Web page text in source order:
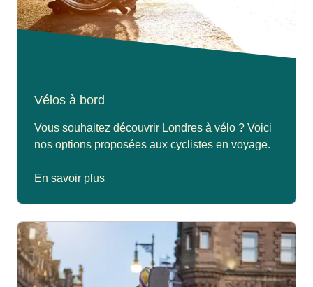
Vélos à bord
Vous souhaitez découvrir Londres à vélo ? Voici
nos options proposées aux cyclistes en voyage.
En savoir plus